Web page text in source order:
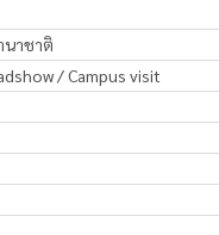
นาชาติ
/ Campus visit